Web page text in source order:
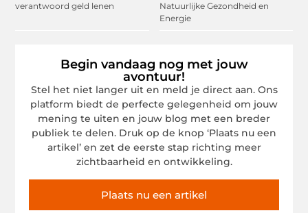
verantwoord geld lenen
Natuurlijke Gezondheid en
Energie
Begin vandaag nog met jouw
avontuur!
Stel het niet langer uit en meld je direct aan. Ons
platform biedt de perfecte gelegenheid om jouw
mening te uiten en jouw blog met een breder
publiek te delen. Druk op de knop ‘Plaats nu een
artikel’ en zet de eerste stap richting meer
zichtbaarheid en ontwikkeling.
Plaats nu een artikel